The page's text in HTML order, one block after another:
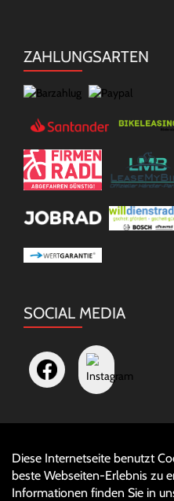
ZAHLUNGSARTEN
SOCIAL MEDIA
Diese Internetseite benutzt
beste Webseiten-Erlebnis zu
Informationen finden Sie in